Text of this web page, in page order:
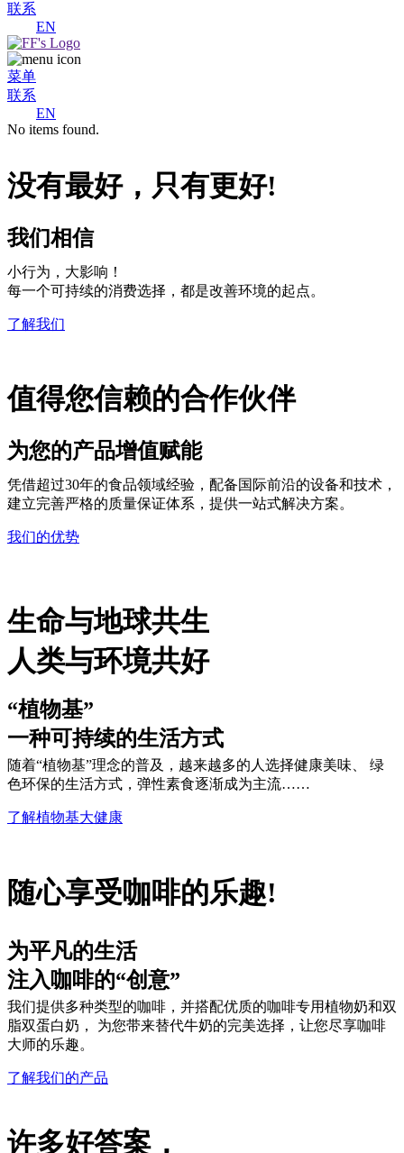
联系
EN
菜单
联系
EN
No items found.
没有最好，只有更好!
我们相信
小行为，大影响！
每一个可持续的消费选择，都是改善环境的起点。
了解我们
值得您信赖的合作伙伴
为您的产品增值赋能
凭借超过30年的食品领域经验，配备国际前沿的设备和技术，
建立完善严格的质量保证体系，提供一站式解决方案。
我们的优势
生命与地球共生
人类与环境共好
“植物基”
一种可持续的生活方式
随着“植物基”理念的普及，越来越多的人选择健康美味、 绿
色环保的生活方式，弹性素食逐渐成为主流……
了解植物基大健康
随心享受咖啡的乐趣!
为平凡的生活
注入咖啡的“创意”
我们提供多种类型的咖啡，并搭配优质的咖啡专用植物奶和双
脂双蛋白奶， 为您带来替代牛奶的完美选择，让您尽享咖啡
大师的乐趣。
了解我们的产品
许多好答案，